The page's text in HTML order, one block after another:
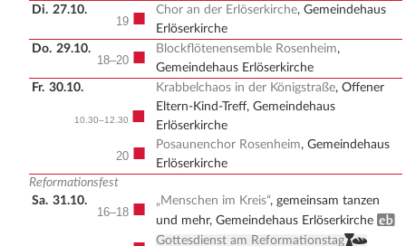
Di. 27.10.
19 ■ Chor an der Erlöserkirche, Gemeindehaus
Erlöserkirche
Do. 29.10.
18–20 ■ Blockflötenensemble Rosenheim,
Gemeindehaus Erlöserkirche
Fr. 30.10.
10.30–12.30 ■
Krabbelchaos in der Königstraße, Offener
Eltern-Kind-Treff, Gemeindehaus
Erlöserkirche
20 ■ Posaunenchor Rosenheim, Gemeindehaus
Erlöserkirche
Reformationsfest
Sa. 31.10.
16–18 ■ „Menschen im Kreis“, gemeinsam tanzen
und mehr, Gemeindehaus Erlöserkirche Erwachsenenbildung
Gottesdienst am Reformationstag,